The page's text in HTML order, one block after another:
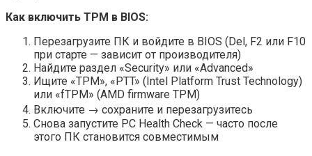
Как включить TPM в BIOS:
Перезагрузите ПК и войдите в BIOS (Del, F2 или F10
при старте — зависит от производителя)
Найдите раздел «Security» или «Advanced»
Ищите «TPM», «PTT» (Intel Platform Trust Technology)
или «fTPM» (AMD firmware TPM)
Включите → сохраните и перезагрузитесь
Снова запустите PC Health Check — часто после
этого ПК становится совместимым